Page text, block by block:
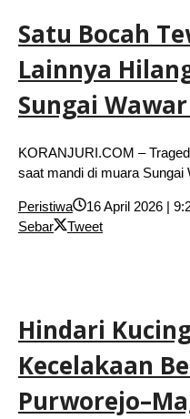
Satu Bocah
Lainnya
Sungai
KORANJURI.COM –
saat mandi di muara Sungai
Peristiwa 16 April 2026 |
Sebar
Tweet
Hindari
Kecelakaan